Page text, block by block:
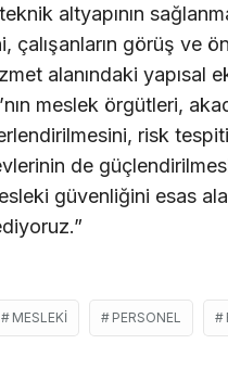
altyapının
görüş ve
alanındaki yapısal
meslek örgütleri,
risk
de
güvenliğini esas
MESLEKI PERSONEL